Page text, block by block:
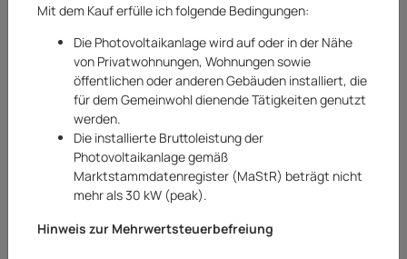
Leider wurde zu Ihrem Suchbegriff
nichts gefunden. Bitte geben Sie einen
anderen Suchbegriff ein.
Suchbegriff eingeben
Mit dem Kauf erfülle ich folgende Bedingungen:
Die Photovoltaikanlage wird auf oder in der Nähe
von Privatwohnungen, Wohnungen sowie
öffentlichen oder anderen Gebäuden installiert, die
für dem Gemeinwohl dienende Tätigkeiten genutzt
werden.
Die installierte Bruttoleistung der
Photovoltaikanlage gemäß
Marktstammdatenregister (MaStR) beträgt nicht
mehr als 30 kW (peak).
Hinweis zur Mehrwertsteuerbefreiung